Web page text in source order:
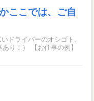
ここでは、ご自
ドライバーのオシゴト、
仕事の例】